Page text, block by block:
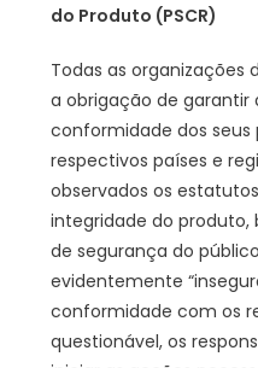
do Produto (PSCR)
Todas as
a obrigação de garantir
conformidade dos seus
respectivos países e
observados os
integridade do
de segurança do
evidentemente
conformidade com os
questionável, os